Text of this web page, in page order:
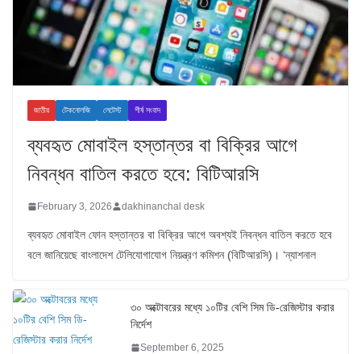
জাতীয় টেকনোলজি লেটেস্ট শীর্ষ সংবাদ
ব্যবহৃত মোবাইল হস্তান্তর বা বিক্রির আগে
নিবন্ধন বাতিল করতে হবে: বিটিআরসি
February 3, 2026 dakhinanchal desk
ব্যবহৃত মোবাইল ফোন হস্তান্তর বা বিক্রির আগে অবশ্যই নিবন্ধন বাতিল করতে হবে
বলে জানিয়েছে বাংলাদেশ টেলিযোগাযোগ নিয়ন্ত্রণ কমিশন (বিটিআরসি)। ‘ন্যাশনাল
৩০ অক্টোবরের মধ্যে ১০টির বেশি সিম ডি-রেজিস্টার করার
নির্দেশ
September 6, 2025